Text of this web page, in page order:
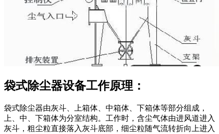
袋式除尘器设备工作原理：
袋式除尘器由灰斗、上箱体、中箱体、下箱体等部分组成，
上、中、下箱体为分室结构。工作时，含尘气体由进风道进入
灰斗，粗尘粒直接落入灰斗底部，细尘粒随气流转折向上进入